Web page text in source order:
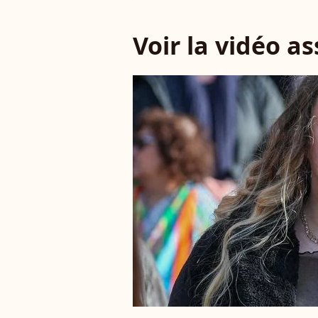
Voir la vidéo